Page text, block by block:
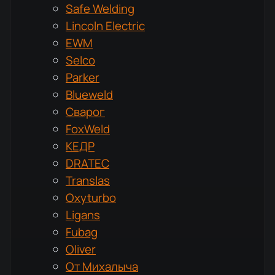
Safe Welding
Lincoln Electric
EWM
Selco
Parker
Blueweld
Сварог
FoxWeld
КЕДР
DRATEC
Translas
Oxyturbo
Ligans
Fubag
Oliver
От Михалыча